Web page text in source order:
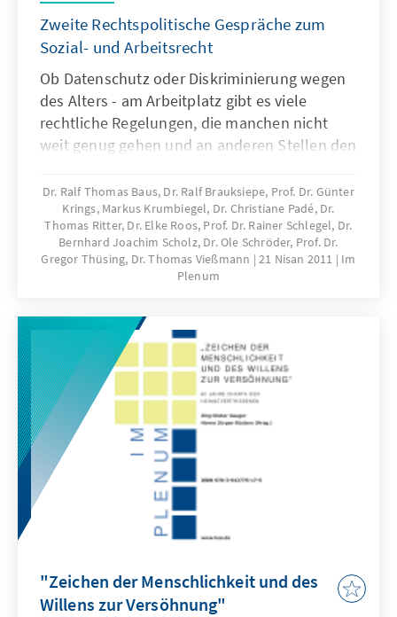
Zweite Rechtspolitische Gespräche zum
Sozial- und Arbeitsrecht
Ob Datenschutz oder Diskriminierung wegen
des Alters - am Arbeitplatz gibt es viele
rechtliche Regelungen, die manchen nicht
weit genug gehen und an anderen Stellen den
Probleme es gibt und wie darauf reagiert
werden kann, diskutierten Politiker und
Juristen im Rahmen der zweiten
Rechtspolitischen Gespräche mit dem
Schwerpunkt Sozial- und Arbeitsrecht.
Dr. Ralf Thomas Baus, Dr. Ralf Brauksiepe, Prof. Dr. Günter
Krings, Markus Krumbiegel, Dr. Christiane Padé, Dr.
Thomas Ritter, Dr. Elke Roos, Prof. Dr. Rainer Schlegel, Dr.
Bernhard Joachim Scholz, Dr. Ole Schröder, Prof. Dr.
Gregor Thüsing, Dr. Thomas Vießmann
21 Nisan 2011
Im
Plenum
"Zeichen der Menschlichkeit und des
Willens zur Versöhnung"